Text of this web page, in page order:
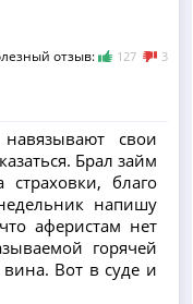
отзыв: 127 3
навязывают свои
Брал займ
благо
напишу
аферистам нет
горячей
Вот в суде и